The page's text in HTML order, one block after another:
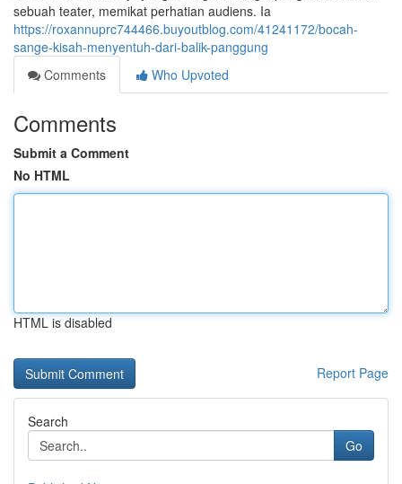
sebuah teater, memikat perhatian audiens. Ia
https://roxannuprc744466.buyoutblog.com/41241172/bocah-
sange-kisah-menyentuh-dari-balik-panggung
Comments
Who Upvoted
Comments
Submit a Comment
No HTML
HTML is disabled
Report Page
Search
Go